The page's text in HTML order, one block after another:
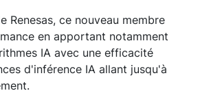
Renesas, ce nouveau membre
en apportant notamment
IA avec une efficacité
d'inférence IA allant jusqu'à